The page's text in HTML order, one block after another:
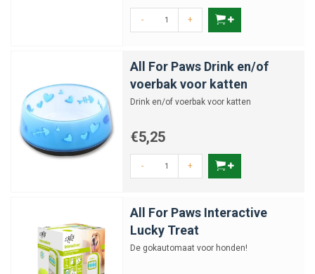
- +
All For Paws Drink en/of
voerbak voor katten
Drink en/of voerbak voor katten
€5,25
- +
All For Paws Interactive
Lucky Treat
De gokautomaat voor honden!